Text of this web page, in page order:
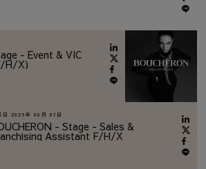
- Event & VIC
H/X)
日 2026年 08月 07日
- Stage - Sales &
Assistant F/H/X